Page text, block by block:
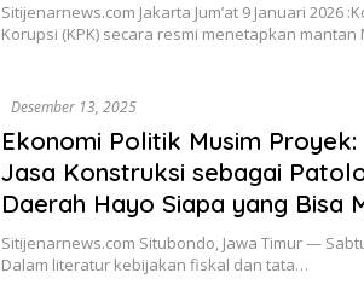
Sitijenarnews.com Jakarta Jum’at 9 Januari 2026
Korupsi (KPK) secara resmi menetapkan
Desember 13, 2025
Ekonomi Politik Musim
Jasa Konstruksi sebagai
Daerah Hayo Siapa yang Bisa
Sitijenarnews.com Situbondo, Jawa Timur —
Dalam literatur kebijakan fiskal dan tata…